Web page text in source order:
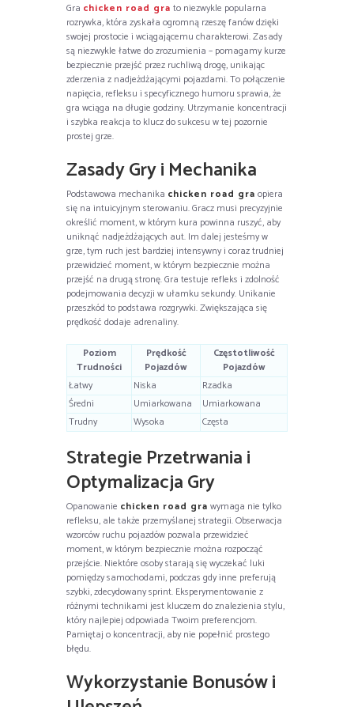
Gra chicken road gra to niezwykle popularna
rozrywka, która zyskała ogromną rzeszę fanów dzięki
swojej prostocie i wciągającemu charakterowi. Zasady
są niezwykle łatwe do zrozumienia – pomagamy kurze
bezpiecznie przejść przez ruchliwą drogę, unikając
zderzenia z nadjeżdżającymi pojazdami. To połączenie
napięcia, refleksu i specyficznego humoru sprawia, że
gra wciąga na długie godziny. Utrzymanie koncentracji
i szybka reakcja to klucz do sukcesu w tej pozornie
prostej grze.
Zasady Gry i Mechanika
Podstawowa mechanika chicken road gra opiera
się na intuicyjnym sterowaniu. Gracz musi precyzyjnie
określić moment, w którym kura powinna ruszyć, aby
uniknąć nadjeżdżających aut. Im dalej jesteśmy w
grze, tym ruch jest bardziej intensywny i coraz trudniej
przewidzieć moment, w którym bezpiecznie można
przejść na drugą stronę. Gra testuje refleks i zdolność
podejmowania decyzji w ułamku sekundy. Unikanie
przeszkód to podstawa rozgrywki. Zwiększająca się
prędkość dodaje adrenaliny.
Poziom
Trudności
Prędkość
Pojazdów
Częstotliwość
Pojazdów
Łatwy
Niska
Rzadka
Średni
Umiarkowana
Umiarkowana
Trudny
Wysoka Częsta
Strategie Przetrwania i
Optymalizacja Gry
Opanowanie chicken road gra wymaga nie tylko
refleksu, ale także przemyślanej strategii. Obserwacja
wzorców ruchu pojazdów pozwala przewidzieć
moment, w którym bezpiecznie można rozpocząć
przejście. Niektóre osoby starają się wyczekać luki
pomiędzy samochodami, podczas gdy inne preferują
szybki, zdecydowany sprint. Eksperymentowanie z
różnymi technikami jest kluczem do znalezienia stylu,
który najlepiej odpowiada Twoim preferencjom.
Pamiętaj o koncentracji, aby nie popełnić prostego
błędu.
Wykorzystanie Bonusów i